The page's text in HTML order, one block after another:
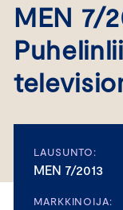
MEN 7/
LAUSUNTO:
MEN 7/2013
MARKKINOIJA: